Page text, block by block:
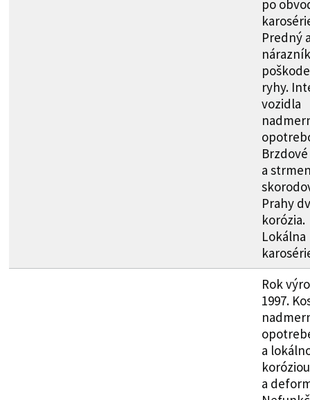
po
Predný
ryhy.
vozidla
a
Prahy
korózia.
Lokálna
Rok
1997.
a
koróziou
a